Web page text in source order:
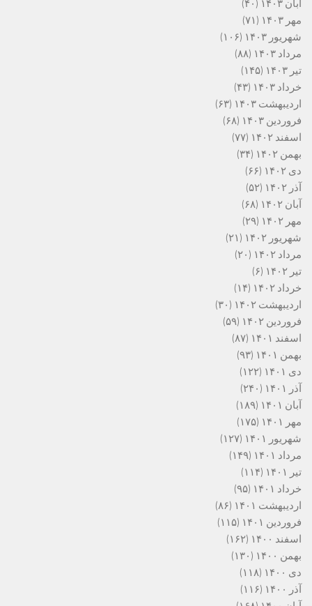
آبان ۱۴۰۳
(۴۰)
مهر ۱۴۰۳
(۷۱)
شهریور ۱۴۰۳
(۱۰۶)
مرداد ۱۴۰۳
(۸۸)
تیر ۱۴۰۳
(۱۴۵)
خرداد ۱۴۰۳
(۴۳)
اردیبهشت ۱۴۰۳
(۶۳)
فروردین ۱۴۰۳
(۶۸)
اسفند ۱۴۰۲
(۷۷)
بهمن ۱۴۰۲
(۳۴)
دی ۱۴۰۲
(۶۶)
آذر ۱۴۰۲
(۵۲)
آبان ۱۴۰۲
(۶۸)
مهر ۱۴۰۲
(۲۹)
شهریور ۱۴۰۲
(۲۱)
مرداد ۱۴۰۲
(۲۰)
تیر ۱۴۰۲
(۶)
خرداد ۱۴۰۲
(۱۴)
اردیبهشت ۱۴۰۲
(۳۰)
فروردین ۱۴۰۲
(۵۹)
اسفند ۱۴۰۱
(۸۷)
بهمن ۱۴۰۱
(۹۳)
دی ۱۴۰۱
(۱۲۲)
آذر ۱۴۰۱
(۲۴۰)
آبان ۱۴۰۱
(۱۸۹)
مهر ۱۴۰۱
(۱۷۵)
شهریور ۱۴۰۱
(۱۲۷)
مرداد ۱۴۰۱
(۱۴۹)
تیر ۱۴۰۱
(۱۱۴)
خرداد ۱۴۰۱
(۹۵)
اردیبهشت ۱۴۰۱
(۸۶)
فروردین ۱۴۰۱
(۱۱۵)
اسفند ۱۴۰۰
(۱۶۲)
بهمن ۱۴۰۰
(۱۳۰)
دی ۱۴۰۰
(۱۱۸)
آذر ۱۴۰۰
(۱۱۶)